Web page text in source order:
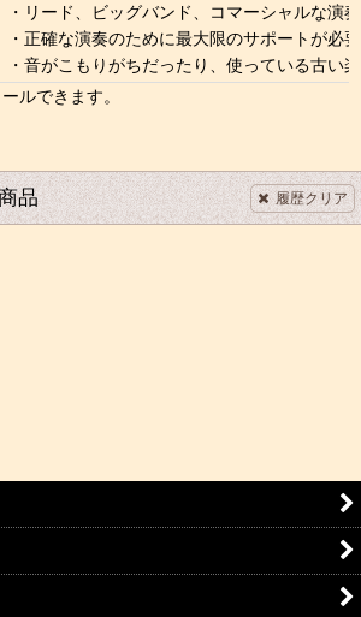
・リード、ビッグバンド、コマーシャルな演
・正確な演奏のために最大限のサポートが必
・音がこもりがちだったり、使っている古い
品 履歴クリア